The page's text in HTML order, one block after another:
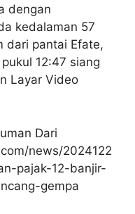
dengan
kedalaman 57
dari pantai Efate,
12:47 siang
Layar Video
Dari
news/2024122
pajak-12-banjir-
gempa